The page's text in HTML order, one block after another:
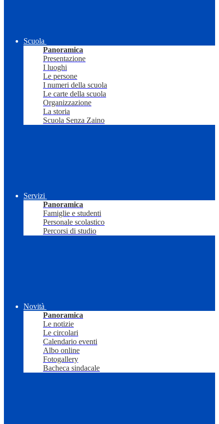
Scuola
Panoramica
Presentazione
I luoghi
Le persone
I numeri della scuola
Le carte della scuola
Organizzazione
La storia
Scuola Senza Zaino
Servizi
Panoramica
Famiglie e studenti
Personale scolastico
Percorsi di studio
Novità
Panoramica
Le notizie
Le circolari
Calendario eventi
Albo online
Fotogallery
Bacheca sindacale